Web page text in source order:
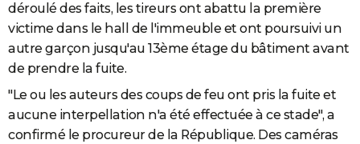
déroulé des faits, les tireurs ont abattu la première
victime dans le hall de l'immeuble et ont poursuivi un
autre garçon jusqu'au 13ème étage du bâtiment avant
de prendre la fuite.
"Le ou les auteurs des coups de feu ont pris la fuite et
aucune interpellation n'a été effectuée à ce stade", a
confirmé le procureur de la République. Des caméras